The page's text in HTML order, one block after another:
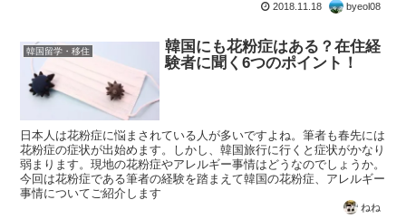
2018.11.18 byeol08
韓国留学・移住
韓国にも花粉症はある？在住経
験者に聞く6つのポイント！
日本人は花粉症に悩まされている人が多いですよね。筆者も春先には
花粉症の症状が出始めます。しかし、韓国旅行に行くと症状がかなり
弱まります。現地の花粉症やアレルギー事情はどうなのでしょうか。
今回は花粉症である筆者の経験を踏まえて韓国の花粉症、アレルギー
事情についてご紹介します
ねね